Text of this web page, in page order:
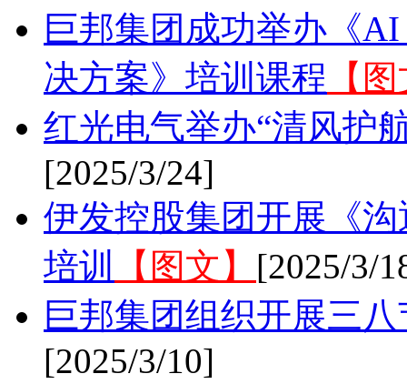
巨邦集团成功举办《AI
决方案》培训课程 【
红光电气举办“清风护
[2025/3/24]
伊发控股集团开展《
培训
【图文】 [2025/3/
巨邦集团组织开展三
[2025/3/10]